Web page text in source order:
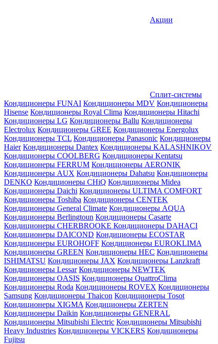
Акции
Сплит-системы
Кондиционеры FUNAI Кондиционеры MDV Кондиционеры
Hisense Кондиционеры Royal Clima Кондиционеры Hitachi
Кондиционеры LG Кондиционеры Ballu Кондиционеры
Electrolux Кондиционеры GREE Кондиционеры Energolux
Кондиционеры TCL Кондиционеры Panasonic Кондиционеры
Haier Кондиционеры Dantex Кондиционеры KALASHNIKOV
Кондиционеры СOOLBERG Кондиционеры Kentatsu
Кондиционеры FERRUM Кондиционеры AERONIK
Кондиционеры AUX Кондиционеры Dahatsu Кондиционеры
DENKO Кондиционеры CHiQ Кондиционеры Midea
Кондиционеры Daichi Кондиционеры ULTIMA COMFORT
Кондиционеры Toshiba Кондиционеры CENTEK
Кондиционеры General Climate Кондиционеры AQUA
Кондиционеры Berlingtoun Кондиционеры Casarte
Кондиционеры CHERBROOKE Кондиционеры DAHACI
Кондиционеры DAICOND Кондиционеры ECOSTAR
Кондиционеры EUROHOFF Кондиционеры EUROKLIMA
Кондиционеры GREEN Кондиционеры HEC Кондиционеры
ISHIMATSU Кондиционеры JAX Кондиционеры Lanzkraft
Кондиционеры Lessar Кондиционеры NEWTEK
Кондиционеры OASIS Кондиционеры QuattroClima
Кондиционеры Roda Кондиционеры ROVEX Кондиционеры
Samsung Кондиционеры Thaicon Кондиционеры Tosot
Кондиционеры XIGMA Кондиционеры ZERTEN
Кондиционеры Daikin Кондиционеры GENERAL
Кондиционеры Mitsubishi Electric Кондиционеры Mitsubishi
Heavy Industries Кондиционеры VICKERS Кондиционеры
Fujitsu